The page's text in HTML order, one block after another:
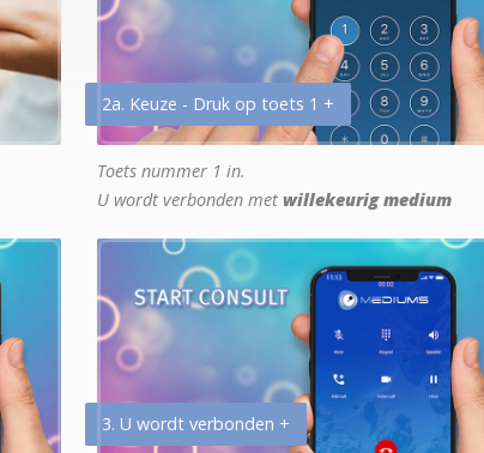
2a. Keuze - Druk op toets 1 +
Toets nummer 1 in.
U wordt verbonden met willekeurig medium
3. U wordt verbonden +